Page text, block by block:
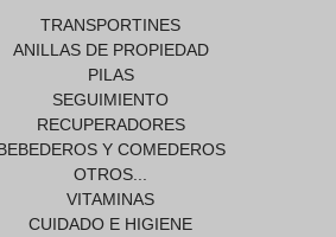
TRANSPORTINES
ANILLAS DE PROPIEDAD
PILAS
SEGUIMIENTO
RECUPERADORES
Y COMEDEROS
OTROS...
VITAMINAS
CUIDADO E HIGIENE